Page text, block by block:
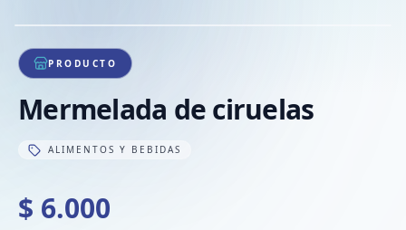
1/1
PRODUCTO
Mermelada de ciruelas
ALIMENTOS Y BEBIDAS
$ 6.000